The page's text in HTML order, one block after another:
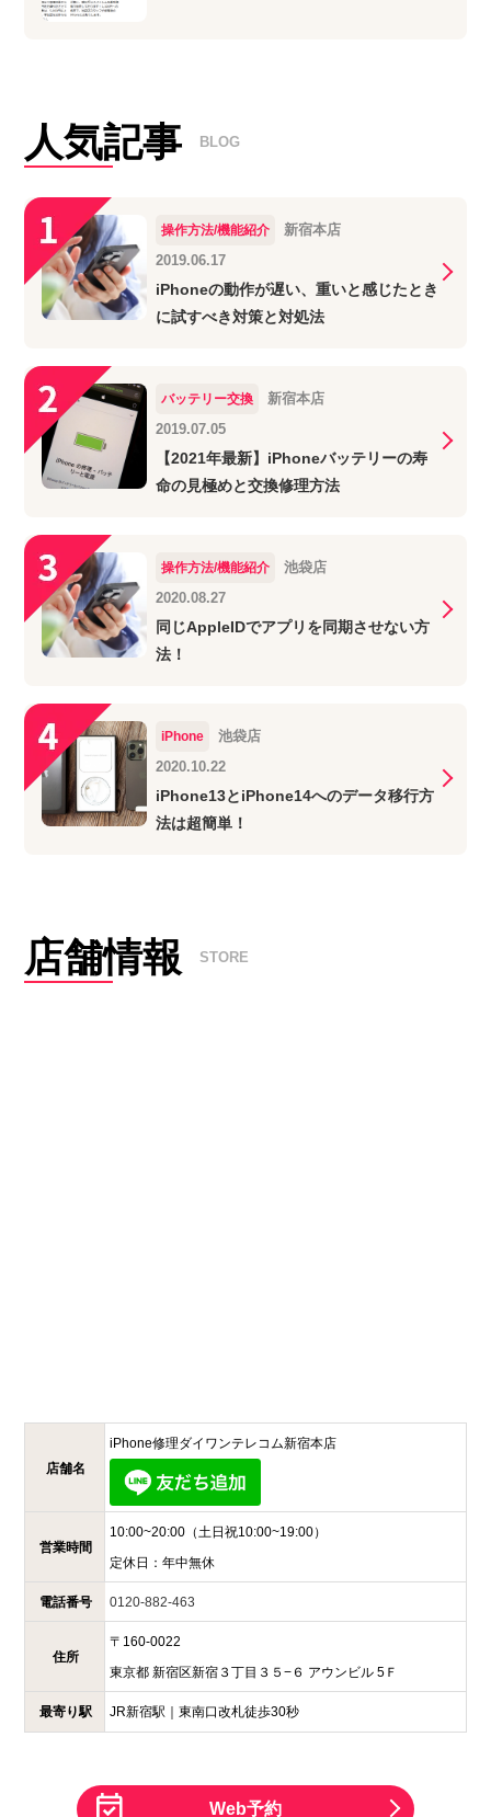
人気記事 BLOG
操作方法/機能紹介
新宿本店
2019.06.17
iPhoneの動作が遅い、重いと感じたとき
に試すべき対策と対処法
バッテリー交換
新宿本店
2019.07.05
【2021年最新】iPhoneバッテリーの寿
命の見極めと交換修理方法
操作方法/機能紹介
池袋店
2020.08.27
同じAppleIDでアプリを同期させない方
法！
iPhone
池袋店
2020.10.22
iPhone13とiPhone14へのデータ移行方
法は超簡単！
店舗情報 STORE
店舗名
iPhone修理ダイワンテレコム新宿本店
営業時間
10:00~20:00（土日祝10:00~19:00）
定休日： 年中無休
電話番号 0120-882-463
住所
〒 160-0022
東京都 新宿区新宿３丁目３５−６ アウンビル 5Ｆ
最寄り駅 JR新宿駅｜東南口改札徒歩30秒
Web予約